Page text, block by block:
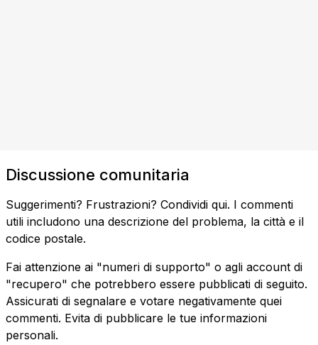
Discussione comunitaria
Suggerimenti? Frustrazioni? Condividi qui. I commenti
utili includono una descrizione del problema, la città e il
codice postale.
Fai attenzione ai "numeri di supporto" o agli account di
"recupero" che potrebbero essere pubblicati di seguito.
Assicurati di segnalare e votare negativamente quei
commenti. Evita di pubblicare le tue informazioni
personali.